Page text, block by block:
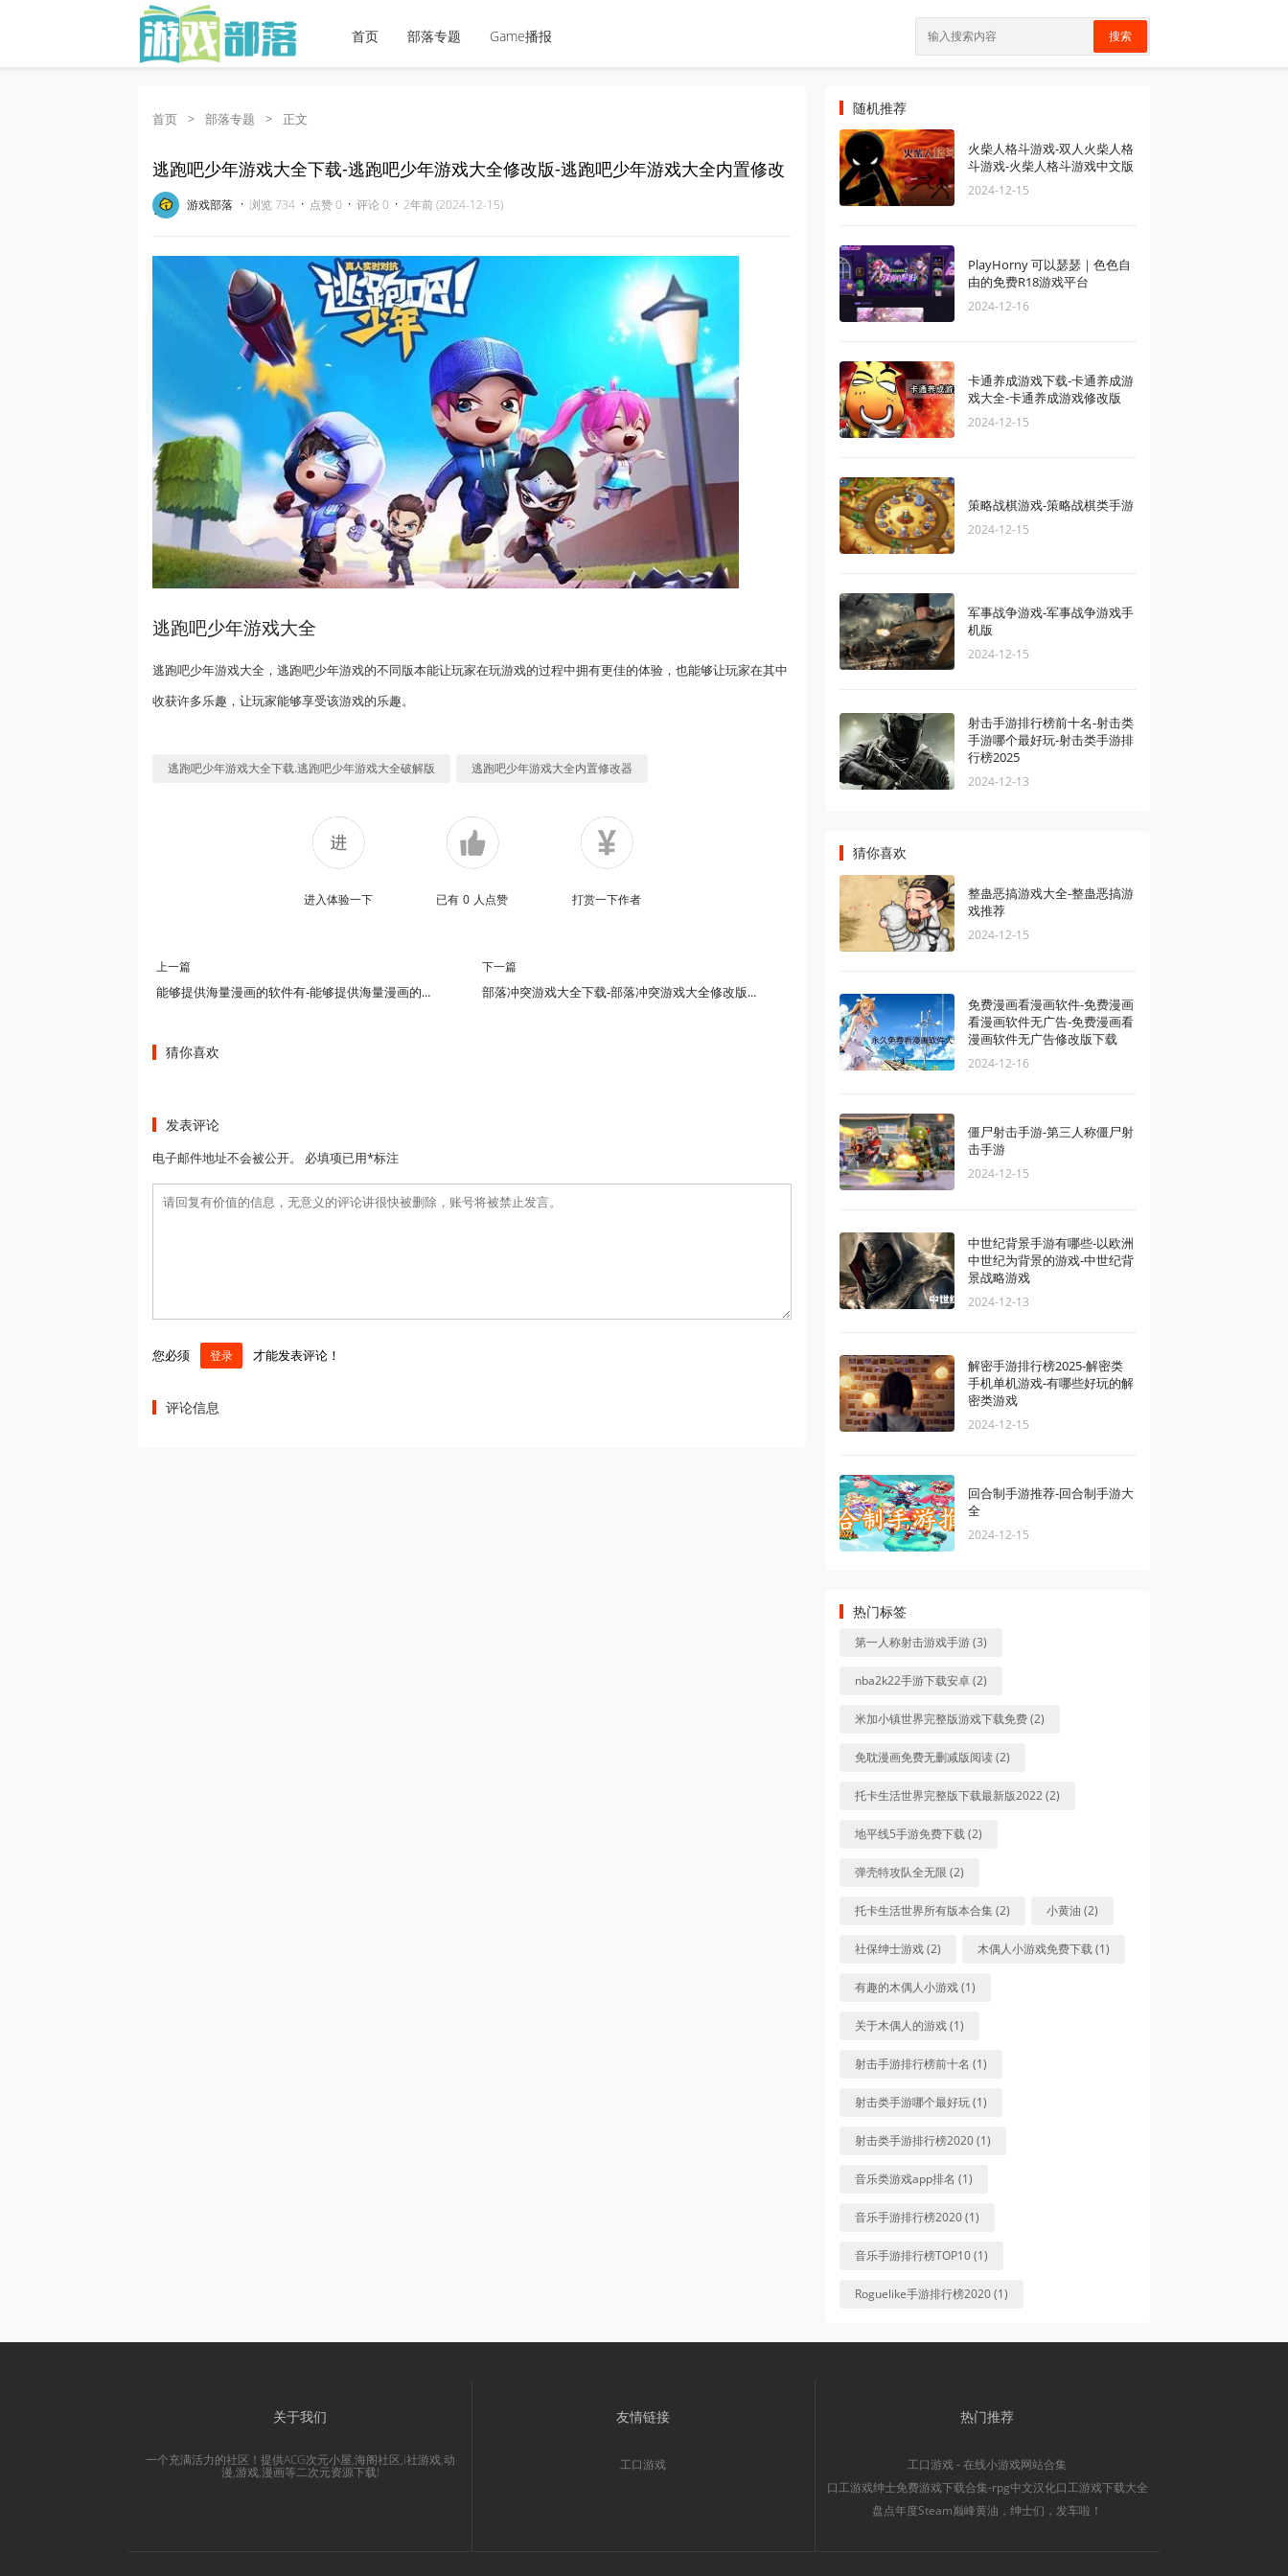
首页 部落专题 Game播报 搜索
首页 > 部落专题 > 正文
逃跑吧少年游戏大全下载-逃跑吧少年游戏大全修改版-逃跑吧少年游戏大全内置修改
器
游戏部落 · 浏览 734 · 点赞 0 · 评论 0 · 2年前 (2024-12-15)
逃跑吧少年游戏大全
逃跑吧少年游戏大全，逃跑吧少年游戏的不同版本能让玩家在玩游戏的过程中拥有更佳的体验，也能够让玩家在其中
收获许多乐趣，让玩家能够享受该游戏的乐趣。
逃跑吧少年游戏大全下载.逃跑吧少年游戏大全破解版 逃跑吧少年游戏大全内置修改器
进入体验一下 已有 0 人点赞 打赏一下作者
上一篇
能够提供海量漫画的软件有-能够提供海量漫画的软件有哪些-能够提供海量漫画的软件是
下一篇
部落冲突游戏大全下载-部落冲突游戏大全修改版-部落冲突游戏大全无限金币无限钻石版
猜你喜欢
发表评论
电子邮件地址不会被公开。 必填项已用*标注
您必须 登录 才能发表评论！
评论信息
随机推荐
火柴人格斗游戏-双人火柴人格
斗游戏-火柴人格斗游戏中文版
2024-12-15
PlayHorny 可以瑟瑟｜色色自
由的免费R18游戏平台
2024-12-16
卡通养成游戏下载-卡通养成游
戏大全-卡通养成游戏修改版
2024-12-15
策略战棋游戏-策略战棋类手游
2024-12-15
军事战争游戏-军事战争游戏手
机版
2024-12-15
射击手游排行榜前十名-射击类
手游哪个最好玩-射击类手游排
行榜2025
2024-12-13
猜你喜欢
整蛊恶搞游戏大全-整蛊恶搞游
戏推荐
2024-12-15
免费漫画看漫画软件-免费漫画
看漫画软件无广告-免费漫画看
漫画软件无广告修改版下载
2024-12-16
僵尸射击手游-第三人称僵尸射
击手游
2024-12-15
中世纪背景手游有哪些-以欧洲
中世纪为背景的游戏-中世纪背
景战略游戏
2024-12-13
解密手游排行榜2025-解密类
手机单机游戏-有哪些好玩的解
密类游戏
2024-12-15
回合制手游推荐-回合制手游大
全
2024-12-15
热门标签
第一人称射击游戏手游 (3)
nba2k22手游下载安卓 (2)
米加小镇世界完整版游戏下载免费 (2)
免耽漫画免费无删减版阅读 (2)
托卡生活世界完整版下载最新版2022 (2)
地平线5手游免费下载 (2)
弹壳特攻队全无限 (2)
托卡生活世界所有版本合集 (2) 小黄油 (2)
社保绅士游戏 (2) 木偶人小游戏免费下载 (1)
有趣的木偶人小游戏 (1)
关于木偶人的游戏 (1)
射击手游排行榜前十名 (1)
射击类手游哪个最好玩 (1)
射击类手游排行榜2020 (1)
音乐类游戏app排名 (1)
音乐手游排行榜2020 (1)
音乐手游排行榜TOP10 (1)
Roguelike手游排行榜2020 (1)
关于我们
一个充满活力的社区！提供ACG次元小屋,海阁社区,i社游戏,动
漫,游戏,漫画等二次元资源下载!
友情链接
工口游戏
热门推荐
工口游戏 - 在线小游戏网站合集
口工游戏绅士免费游戏下载合集-rpg中文汉化口工游戏下载大全
盘点年度Steam巅峰黄油，绅士们，发车啦！